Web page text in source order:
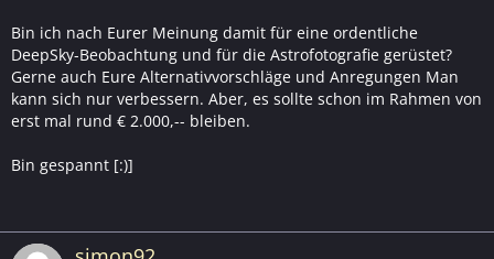
Bin ich nach Eurer Meinung damit für eine ordentliche
DeepSky-Beobachtung und für die Astrofotografie gerüstet?
Gerne auch Eure Alternativvorschläge und Anregungen Man
kann sich nur verbessern. Aber, es sollte schon im Rahmen von
erst mal rund € 2.000,-- bleiben.
Bin gespannt [:)]